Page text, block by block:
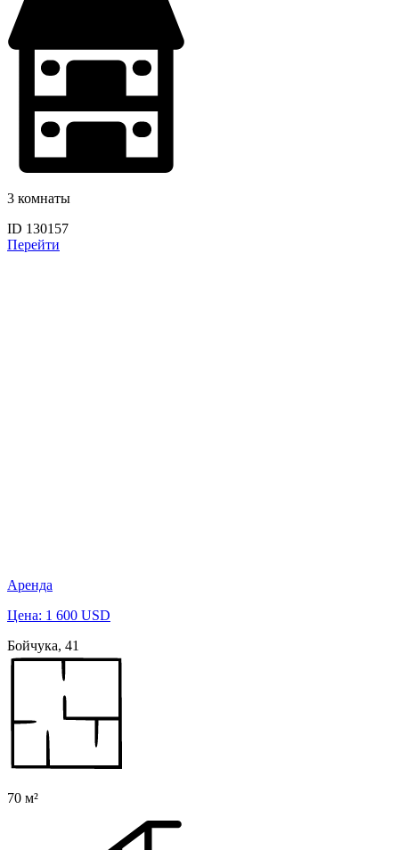
3 комнаты
ID 130157
Перейти
Аренда
Цена: 1 600 USD
Бойчука, 41
70 м²